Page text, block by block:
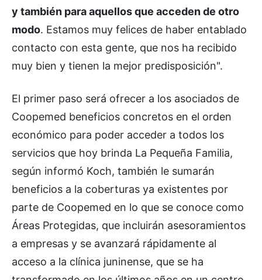
y también para aquellos que acceden de otro
modo. Estamos muy felices de haber entablado
contacto con esta gente, que nos ha recibido
muy bien y tienen la mejor predisposición".
El primer paso será ofrecer a los asociados de
Coopemed beneficios concretos en el orden
económico para poder acceder a todos los
servicios que hoy brinda La Pequeña Familia,
según informó Koch, también le sumarán
beneficios a la coberturas ya existentes por
parte de Coopemed en lo que se conoce como
Áreas Protegidas, que incluirán asesoramientos
a empresas y se avanzará rápidamente al
acceso a la clínica juninense, que se ha